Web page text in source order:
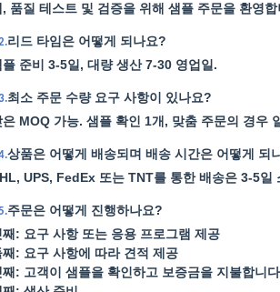
, 품질 테스트 및 검증을 위해 샘플 주문을 환영합
리드 타임은 어떻게 되나요?
플 준비 3-5일, 대량 생산 7-30 영업일.
최소 주문 수량 요구 사항이 있나요?
은 MOQ 가능. 샘플 확인 1개, 맞춤 주문의 경우
상품은 어떻게 배송되며 배송 시간은 어떻게 되
UPS, FedEx 또는 TNT를 통한 배송은 3-5일
주문은 어떻게 진행하나요?
째: 요구 사항 또는 응용 프로그램 제공
째: 요구 사항에 따라 견적 제공
째: 고객이 샘플을 확인하고 보증금을 지불합니